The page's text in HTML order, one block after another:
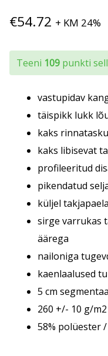
€54.72 + KM 24%
Teeni 109 punkti
vastupidav
täispikk lukk
kaks
kaks libisevat
profileeritud
pikendatud
küljel
sirge varrukas
äärega
nailoniga
kaenlaalused
5 cm
260 +/- 10 g/m2
58% polüester